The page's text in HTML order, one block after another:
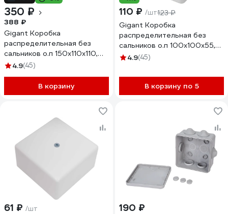
350 ₽
388 ₽
Gigant Коробка
распределительная без
сальников о.п 150х110х110,
IP56, 44061-1GI
4.9(45)
В корзину
110 ₽ /шт123 ₽
Gigant Коробка
распределительная без
сальников о.п 100х100х55,
IP56, 44057-1GI
4.9(45)
В корзину по 5
61 ₽ /шт 190 ₽